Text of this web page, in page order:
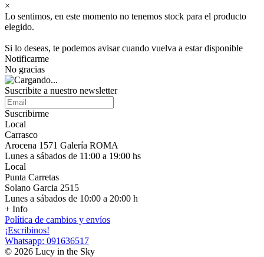
×
Lo sentimos, en este momento no tenemos stock para el producto
elegido.
Si lo deseas, te podemos avisar cuando vuelva a estar disponible
Notificarme
No gracias
Suscribite a nuestro newsletter
Suscribirme
Local
Carrasco
Arocena 1571 Galería ROMA
Lunes a sábados de 11:00 a 19:00 hs
Local
Punta Carretas
Solano Garcia 2515
Lunes a sábados de 10:00 a 20:00 h
+ Info
Política de cambios y envíos
¡Escribinos!
Whatsapp: 091636517
© 2026 Lucy in the Sky